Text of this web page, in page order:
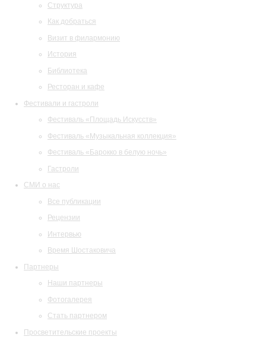
Структура
Как добраться
Визит в филармонию
История
Библиотека
Ресторан и кафе
Фестивали и гастроли
Фестиваль «Площадь Искусств»
Фестиваль «Музыкальная коллекция»
Фестиваль «Барокко в белую ночь»
Гастроли
СМИ о нас
Все публикации
Рецензии
Интервью
Время Шостаковича
Партнеры
Наши партнеры
Фотогалерея
Стать партнером
Просветительские проекты